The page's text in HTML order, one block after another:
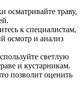
осматривайте траву,
к специалистам,
осмотр и анализ
светлую
и кустарникам.
позволит оценить